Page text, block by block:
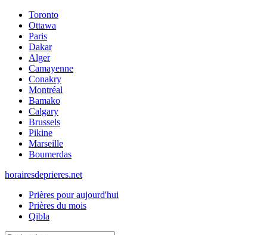
Toronto
Ottawa
Paris
Dakar
Alger
Camayenne
Conakry
Montréal
Bamako
Calgary
Brussels
Pikine
Marseille
Boumerdas
horairesdeprieres.net
Prières pour aujourd'hui
Prières du mois
Qibla